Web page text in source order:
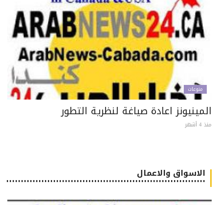
منوعات
اعادة صياغة لنظرية التطور
الاسواق والاعمال
٠٠٠٠٠٠٠٠٠٠٠٠٠٠٠٠٠٠٠٠٠٠٠٠٠٠٠٠٠٠٠٠٠٠٠٠٠٠٠٠٠٠٠٠٠٠٠٠٠٠٠٠٠٠٠٠٠٠٠٠٠٠٠٠٠٠٠٠